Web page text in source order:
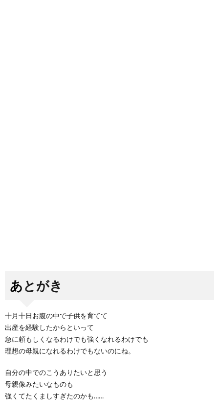
あとがき
十月十日お腹の中で子供を育てて
出産を経験したからといって
急に頼もしくなるわけでも強くなれるわけでも
理想の母親になれるわけでもないのにね。
自分の中でのこうありたいと思う
母親像みたいなものも
強くてたくましすぎたのかも……